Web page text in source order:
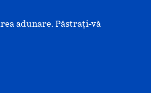
adunare. Păstrați-vă